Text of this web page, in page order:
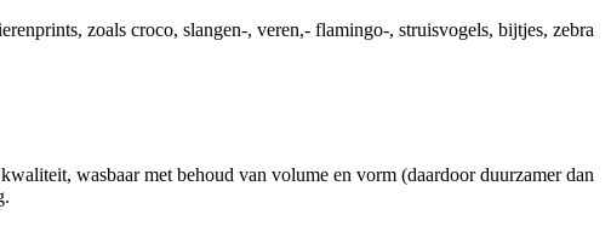
zoals croco, slangen-, veren,- flamingo-, struisvogels, bijtjes, zebra
wasbaar met behoud van volume en vorm (daardoor duurzamer dan